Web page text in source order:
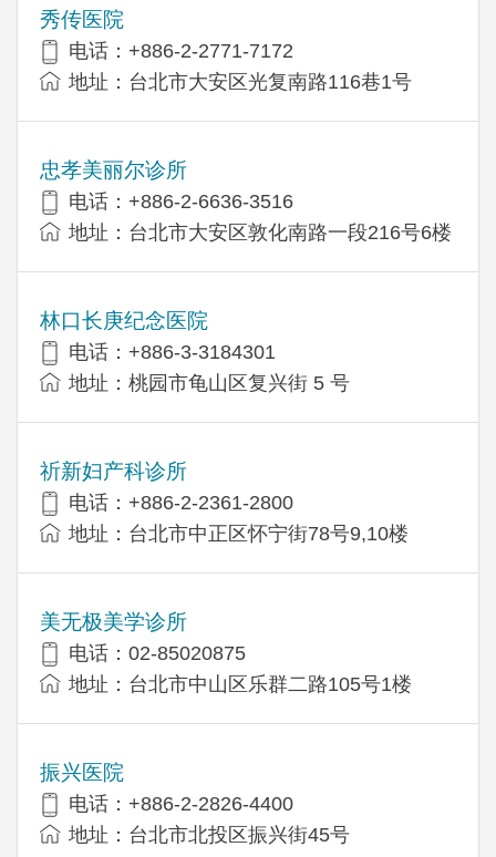
秀传医院
电话：+886-2-2771-7172
地址：台北市大安区光复南路116巷1号
忠孝美丽尔诊所
电话：+886-2-6636-3516
地址：台北市大安区敦化南路一段216号6楼
林口长庚纪念医院
电话：+886-3-3184301
地址：桃园市龟山区复兴街 5 号
祈新妇产科诊所
电话：+886-2-2361-2800
地址：台北市中正区怀宁街78号9,10楼
美无极美学诊所
电话：02-85020875
地址：台北市中山区乐群二路105号1楼
振兴医院
电话：+886-2-2826-4400
地址：台北市北投区振兴街45号